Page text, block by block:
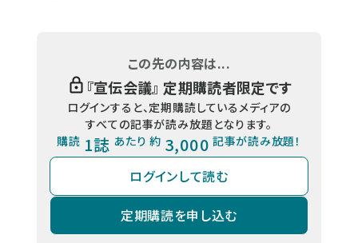
この先の内容は...
『宣伝会議』 定期購読者限定です
ログインすると、定期購読しているメディアの
すべての記事が読み放題となります。
購読 1誌 あたり 約 3,000 記事が読み放題！
ログインして読む
定期購読を申し込む